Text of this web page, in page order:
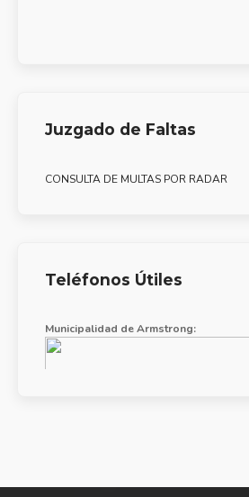
Juzgado de Faltas
CONSULTA DE MULTAS POR RADAR
Teléfonos Útiles
Municipalidad de Armstrong: